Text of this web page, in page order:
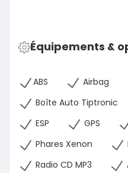
Équipements &
ABS Airbag
Boîte Auto Tiptronic
ESP
GPS
Phares Xenon
Radio CD MP3